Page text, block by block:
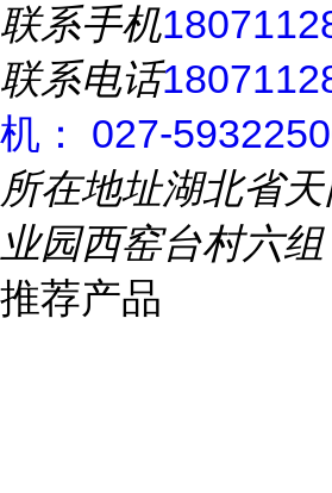
联系手机
联系电话
机： 027-
所在地址湖北省
业园西窑台村六组
推荐产品